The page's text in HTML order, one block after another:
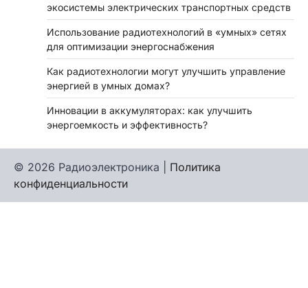
экосистемы электрических транспортных средств
Использование радиотехнологий в «умных» сетях
для оптимизации энергоснабжения
Как радиотехнологии могут улучшить управление
энергией в умных домах?
Инновации в аккумуляторах: как улучшить
энергоемкость и эффективность?
© 2026 Радиоэлектроника | Политика
конфиденциальности